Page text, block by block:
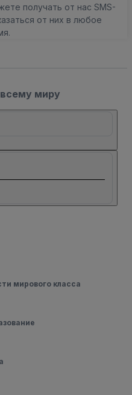
получать от нас SMS-
от них в любое
миру
мирового класса